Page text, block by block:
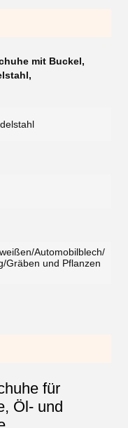
mit Buckel,
,
Automobilblech/
Gräben und Pflanzen
für
Öl- und